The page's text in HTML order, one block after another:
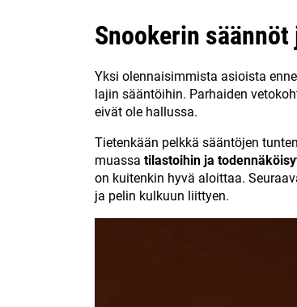
Snookerin
Yksi olennaisimmista asioista
lajin sääntöihin. Parhaiden
eivät ole hallussa.
Tietenkään pelkkä sääntöjen
muassa tilastoihin ja
on kuitenkin hyvä aloittaa.
ja pelin kulkuun liittyen.